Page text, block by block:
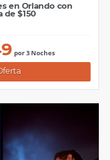
en Orlando con
de $150
por 3 Noches